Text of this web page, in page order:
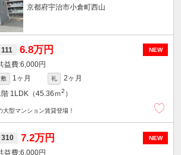
京都府宇治市小倉町西山
NEW
111 6.8万円
6,000円
敷 1ヶ月 礼
2ヶ月
階 1LDK（45.36ｍ2 ）
大型マンション賃貸登場！
NEW
310 7.2万円
6,000円